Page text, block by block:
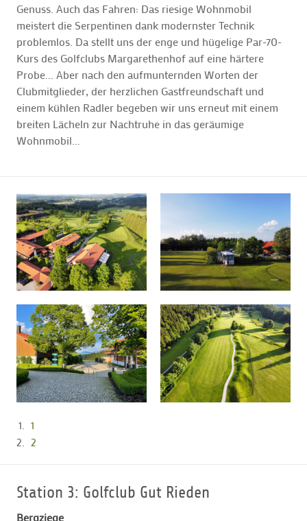
Genuss. Auch das Fahren: Das riesige Wohnmobil
meistert die Serpentinen dank modernster Technik
problemlos. Da stellt uns der enge und hügelige Par-70-
Kurs des Golfclubs Margarethenhof auf eine härtere
Probe... Aber nach den aufmunternden Worten der
Clubmitglieder, der herzlichen Gastfreundschaft und
einem kühlen Radler begeben wir uns erneut mit einem
breiten Lächeln zur Nachtruhe in das geräumige
Wohnmobil...
1
2
Station 3: Golfclub Gut Rieden
Bergziege